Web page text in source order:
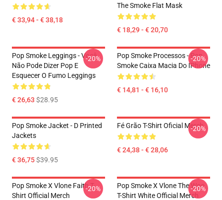
€ 33,94 - € 38,18
The Smoke Flat Mask
€ 18,29 - € 20,70
Pop Smoke Leggings - Você
Não Pode Dizer Pop E
Esquecer O Fumo Leggings
€ 26,63 $28.95
-20%
Pop Smoke Processos - Pop
Smoke Caixa Macia Do IPhone
€ 14,81 - € 16,10
-20%
Pop Smoke Jacket - D Printed
Jackets
€ 36,75$39.95
Fé Grão T-Shirt Oficial Merch
€ 24,38 - € 28,06
-20%
Pop Smoke X Vlone Faith T-
Shirt Official Merch
-20%
Pop Smoke X Vlone The Woo
T-Shirt White Official Merch
-20%